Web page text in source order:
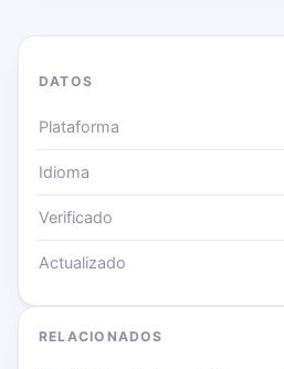
DATOS
Plataforma
Idioma
Verificado
Actualizado
RELACIONADOS